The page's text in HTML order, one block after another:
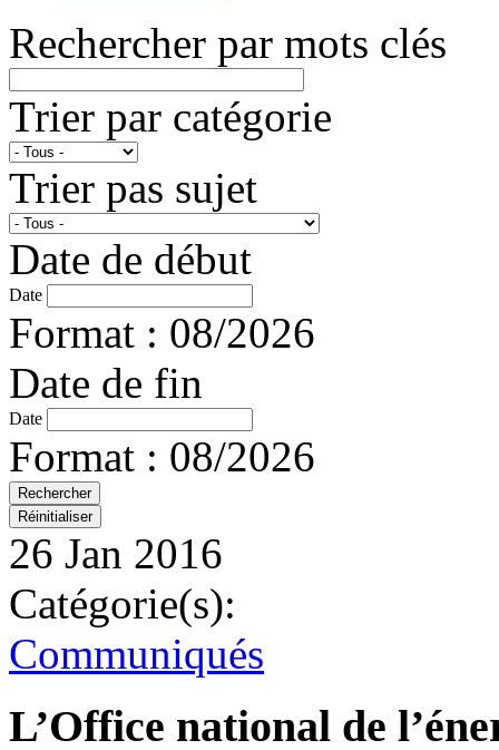
Rechercher par mots clés
Trier par catégorie
Trier pas sujet
Date de début
Date
Format : 08/2026
Date de fin
Date
Format : 08/2026
26 Jan 2016
Catégorie(s):
Communiqués
L’Office national de